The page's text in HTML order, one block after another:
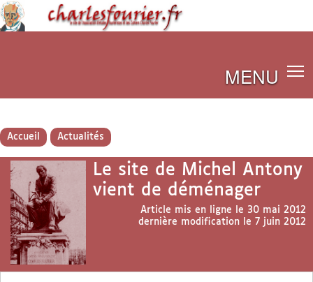
MENU
Accueil Actualités
Le site de Michel Antony
vient de déménager
Article mis en ligne le 30 mai 2012
dernière modification le 7 juin 2012